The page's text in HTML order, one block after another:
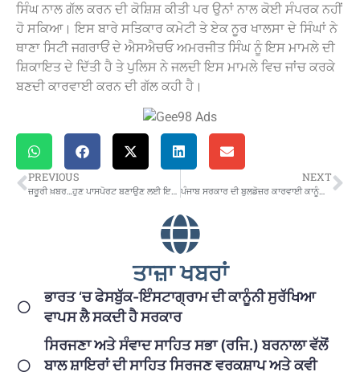
ਸਿੰਘ ਨਾਲ ਗੱਲ ਕਰਨ ਦੀ ਕੋਸ਼ਿਸ਼ ਕੀਤੀ ਪਰ ਉਨਾਂ ਨਾਲ ਕੋਈ ਸੰਪਰਕ ਨਹੀਂ
ਹੋ ਸਕਿਆ। ਇਸ ਬਾਰੇ ਸਤਿਕਾਰ ਕਮੇਟੀ ਤੇ ਏਕ ਨੂਰ ਖਾਲਸਾ ਦੇ ਸਿੰਘਾਂ ਨੇ
ਥਾਣਾ ਸਿਟੀ ਜਗਰਾਓਂ ਦੇ ਐਸਐਚਓ ਅਮਰਜੀਤ ਸਿੰਘ ਨੂੰ ਇਸ ਮਾਮਲੇ ਦੀ
ਸ਼ਿਕਾਇਤ ਦੇ ਦਿੱਤੀ ਹੈ ਤੇ ਪੁਲਿਸ ਨੇ ਜਲਦੀ ਇਸ ਮਾਮਲੇ ਵਿਚ ਜਾਂਚ ਕਰਕੇ
ਬਣਦੀ ਕਾਰਵਾਈ ਕਰਨ ਦੀ ਗੱਲ ਕਹੀ ਹੈ।
PREVIOUS
ਜ਼ਰੂਰੀ ਖ਼ਬਰ…ਹੁਣ ਪਾਸਪੋਰਟ ਬਣਾਉਣ ਲਈ ਇਹ ਸਰਟੀਫਿਕੇਟ ਹੋਵੇਗਾ ਜ਼ਰੂਰੀ
NEXT
ਪੰਜਾਬ ਸਰਕਾਰ ਦੀ ਬੁਲਡੋਜ਼ਰ ਕਾਰਵਾਈ ਕਾਨੂੰਨੀ ਘੇਰੇ ‘ਚ…ਹਾਈਕੋਰਟ ਨੇ ਕੀਤਾ ਜਵਾਬ ਤਲਬ
ਤਾਜ਼ਾ ਖਬਰਾਂ
ਭਾਰਤ ‘ਚ ਫੇਸਬੁੱਕ-ਇੰਸਟਾਗ੍ਰਾਮ ਦੀ ਕਾਨੂੰਨੀ ਸੁਰੱਖਿਆ
ਵਾਪਸ ਲੈ ਸਕਦੀ ਹੈ ਸਰਕਾਰ
ਸਿਰਜਣਾ ਅਤੇ ਸੰਵਾਦ ਸਾਹਿਤ ਸਭਾ (ਰਜਿ.) ਬਰਨਾਲਾ ਵੱਲੋਂ
ਬਾਲ ਸ਼ਾਇਰਾਂ ਦੀ ਸਾਹਿਤ ਸਿਰਜਣ ਵਰਕਸ਼ਾਪ ਅਤੇ ਕਵੀ